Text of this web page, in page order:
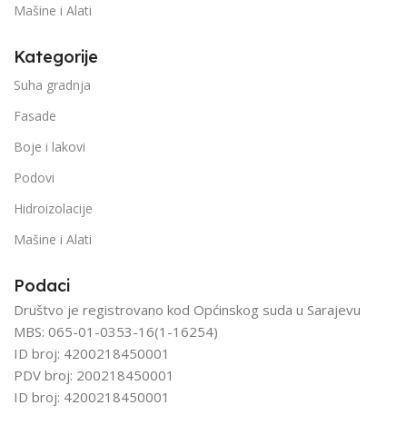
Mašine i Alati
Kategorije
Suha gradnja
Fasade
Boje i lakovi
Podovi
Hidroizolacije
Mašine i Alati
Podaci
Društvo je registrovano kod Općinskog suda u Sarajevu
MBS: 065-01-0353-16(1-16254)
ID broj: 4200218450001
PDV broj: 200218450001
ID broj: 4200218450001